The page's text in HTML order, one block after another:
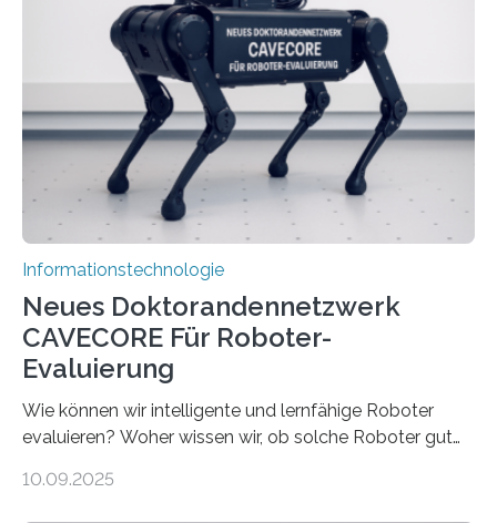
Prozessoren stoßen an ihre Grenzen: Sie verbrauchen
viel Energie, die Speicher- und Verarbeitungseinheiten
sind voneinander getrennt und die Datenübertragung
bremst komplexe Anwendungen aus. Da KI-Modelle
immer größer werden und riesige Datenmengen
verarbeiten müssen, steigt der Bedarf an neuen
Rechenarchitekturen. Neben Quantencomputern
rücken dabei insbesondere…
Informationstechnologie
Neues Doktorandennetzwerk
CAVECORE Für Roboter-
Evaluierung
Wie können wir intelligente und lernfähige Roboter
evaluieren? Woher wissen wir, ob solche Roboter gut
sich CAVECORE – ein neues Marie Skłodowska-Curie
10.09.2025